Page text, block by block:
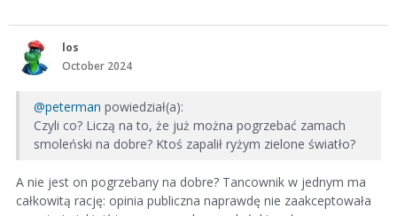
los
October 2024
@peterman powiedział(a):
Czyli co? Liczą na to, że już można pogrzebać zamach
smoleński na dobre? Ktoś zapalił ryżym zielone światło?
A nie jest on pogrzebany na dobre? Tancownik w jednym ma
całkowitą rację: opinia publiczna naprawdę nie zaakceptowała